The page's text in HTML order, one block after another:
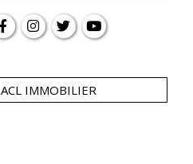
ACL IMMOBILIER